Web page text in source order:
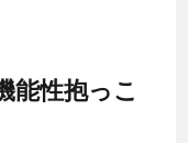
能性抱っこ